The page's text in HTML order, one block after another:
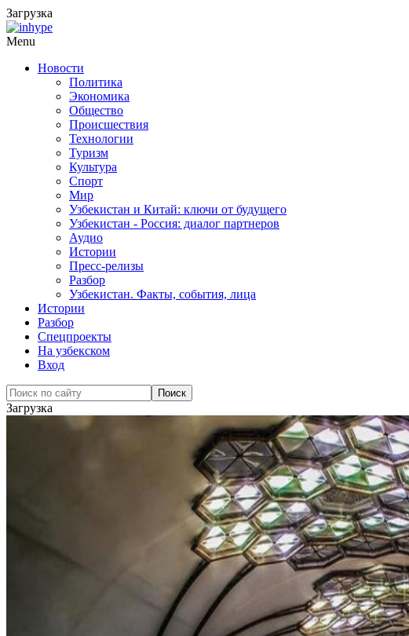
Загрузка
Menu
Новости
Политика
Экономика
Общество
Происшествия
Технологии
Туризм
Культура
Спорт
Мир
Узбекистан и Китай: ключи от будущего
Узбекистан - Россия: диалог партнеров
Аудио
Истории
Пресс-релизы
Разбор
Узбекистан. Факты, события, лица
Истории
Разбор
Спецпроекты
На узбекском
Вход
Загрузка